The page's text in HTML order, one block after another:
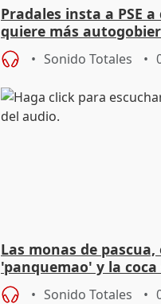
Pradales insta a PSE
quiere más
defender la nación
Sonido Totales
Las monas de pascua,
'panquemao' y la coca
pasas triunfan en
Sonido Totales